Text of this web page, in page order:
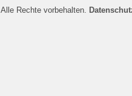
Alle Rechte vorbehalten.